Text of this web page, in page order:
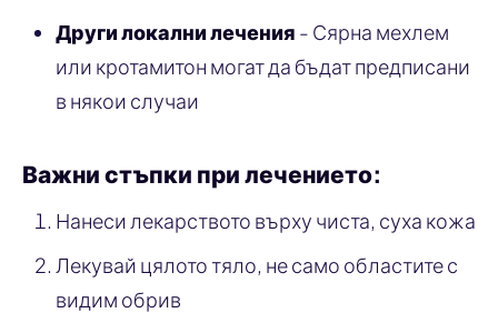
Други локални лечения - Сярна мехлем
или кротамитон могат да бъдат предписани
в някои случаи
Важни стъпки при лечението:
Нанеси лекарството върху чиста, суха кожа
Лекувай цялото тяло, не само областите с
видим обрив